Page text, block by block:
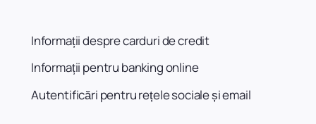
Informații despre carduri de credit
Informații pentru banking online
Autentificări pentru rețele sociale și email